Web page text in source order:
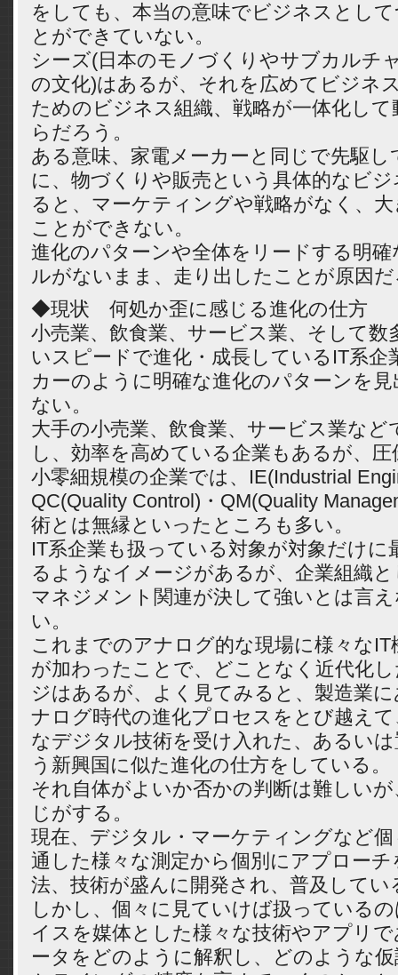
をしても、本当の意味でビジネスとし
とができていない。
シーズ(日本のモノづくりやサブカルチ
の文化)はあるが、それを広めてビジネ
ためのビジネス組織、戦略が一体化し
らだろう。
ある意味、家電メーカーと同じで先駆
に、物づくりや販売という具体的なビ
ると、マーケティングや戦略がなく、
ことができない。
進化のパターンや全体をリードする明
ルがないまま、走り出したことが原因
◆現状 何処か歪に感じる進化の仕方
小売業、飲食業、サービス業、そして数
いスピードで進化・成長しているIT系企
カーのように明確な進化のパターンを
ない。
大手の小売業、飲食業、サービス業など
し、効率を高めている企業もあるが、
小零細規模の企業では、IE(Industrial
QC(Quality Control)・QM(Quality
術とは無縁といったところも多い。
IT系企業も扱っている対象が対象だけに
るようなイメージがあるが、企業組織
マネジメント関連が決して強いとは言
い。
これまでのアナログ的な現場に様々な
が加わったことで、どことなく近代化
ジはあるが、よく見てみると、製造業
ナログ時代の進化プロセスをとび越え
なデジタル技術を受け入れた、あるい
う新興国に似た進化の仕方をしている。
それ自体がよいか否かの判断は難しい
じがする。
現在、デジタル・マーケティングなど
通した様々な測定から個別にアプロー
法、技術が盛んに開発され、普及してい
しかし、個々に見ていけば扱っている
イスを媒体とした様々な技術やアプリ
ータをどのように解釈し、どのような